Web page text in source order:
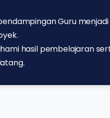
Guru
hasil pembelajaran